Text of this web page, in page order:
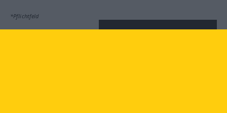
*Pflichtfeld
Feedback absenden